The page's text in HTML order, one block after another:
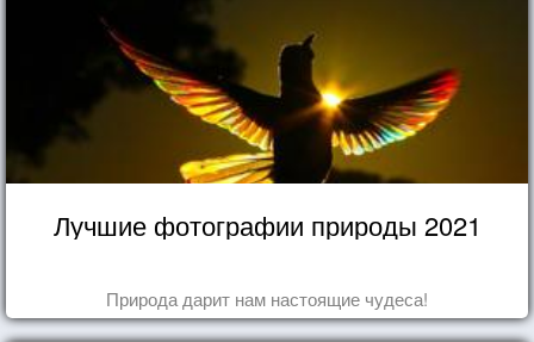
Лучшие фотографии природы 2021
Природа дарит нам настоящие чудеса!